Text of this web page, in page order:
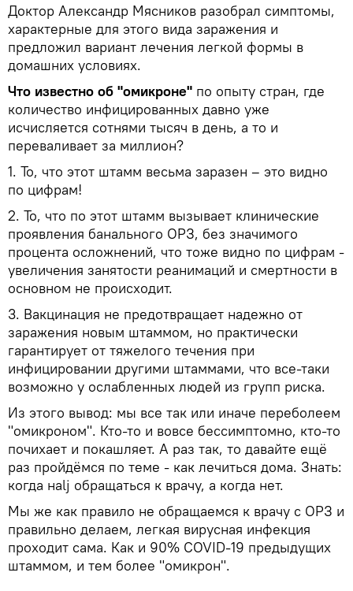
Доктор Александр Мясников разобрал симптомы,
характерные для этого вида заражения и
предложил вариант лечения легкой формы в
домашних условиях.
Что известно об "омикроне" по опыту стран, где
количество инфицированных давно уже
исчисляется сотнями тысяч в день, а то и
переваливает за миллион?
1. То, что этот штамм весьма заразен – это видно
по цифрам!
2. То, что по этот штамм вызывает клинические
проявления банального ОРЗ, без значимого
процента осложнений, что тоже видно по цифрам -
увеличения занятости реанимаций и смертности в
основном не происходит.
3. Вакцинация не предотвращает надежно от
заражения новым штаммом, но практически
гарантирует от тяжелого течения при
инфицировании другими штаммами, что все-таки
возможно у ослабленных людей из групп риска.
Из этого вывод: мы все так или иначе переболеем
"омикроном". Кто-то и вовсе бессимптомно, кто-то
почихает и покашляет. А раз так, то давайте ещё
раз пройдёмся по теме - как лечиться дома. Знать:
когда наlj обращаться к врачу, а когда нет.
Мы же как правило не обращаемся к врачу с ОРЗ и
правильно делаем, легкая вирусная инфекция
проходит сама. Как и 90% COVID-19 предыдущих
штаммом, и тем более "омикрон".